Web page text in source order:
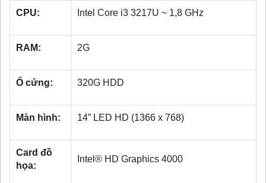
CPU: Intel Core i3 3217U ~ 1,8 GHz
RAM: 2G
Ổ cứng: 320G HDD
Màn hình: 14” LED HD (1366 x 768)
Card đồ
họa:
Intel® HD Graphics 4000